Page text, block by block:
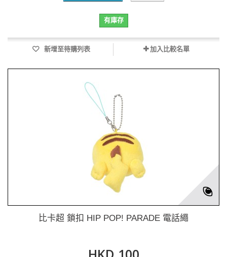
有庫存
新增至待購列表 加入比較名單
比卡超 鎖扣 HIP POP! PARADE 電話繩